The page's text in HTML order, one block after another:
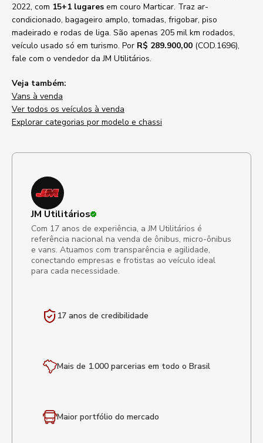
2022, com 15+1 lugares em couro Marticar. Traz ar-
condicionado, bagageiro amplo, tomadas, frigobar, piso
madeirado e rodas de liga. São apenas 205 mil km rodados,
veículo usado só em turismo. Por R$ 289.900,00 (COD.1696),
fale com o vendedor da JM Utilitários.
Veja também:
Vans à venda
Ver todos os veículos à venda
Explorar categorias por modelo e chassi
JM Utilitários
Com 17 anos de experiência, a JM Utilitários é
referência nacional na venda de ônibus, micro-ônibus
e vans. Atuamos com transparência e agilidade,
conectando empresas e frotistas ao veículo ideal
para cada necessidade.
17 anos de credibilidade
Mais de 1.000 parcerias em todo o Brasil
Maior portfólio do mercado